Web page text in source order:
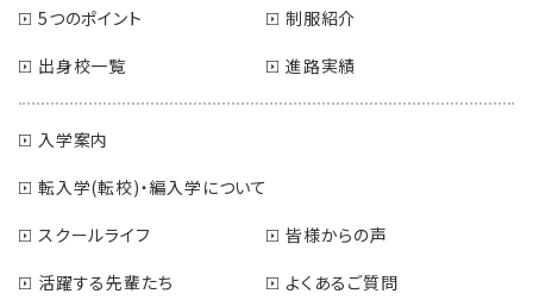
5つのポイント
制服紹介
出身校一覧
進路実績
入学案内
転入学(転校)・編入学について
スクールライフ
皆様からの声
活躍する先輩たち
よくあるご質問